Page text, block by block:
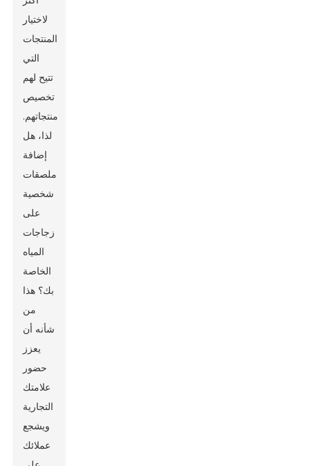
لاختيار
المنتجات
التي
تتيح لهم
تخصيص
منتجاتهم.
لذا، هل
إضافة
ملصقات
شخصية
على
زجاجات
المياه
الخاصة
بك؟ هذا
من
شأنه أن
يعزز
حضور
علامتك
التجارية
ويشجع
عملائك